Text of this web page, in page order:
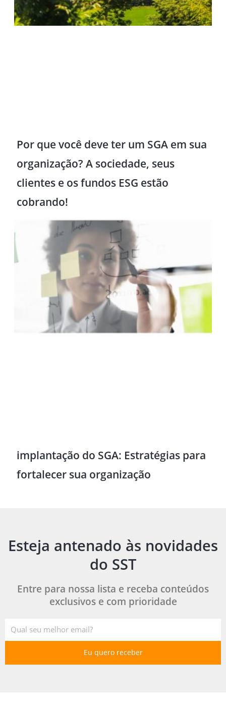
Por que você deve ter um SGA em sua
organização? A sociedade, seus
clientes e os fundos ESG estão
cobrando!
implantação do SGA: Estratégias para
fortalecer sua organização
Esteja antenado às novidades
do SST
Entre para nossa lista e receba conteúdos
exclusivos e com prioridade
Eu quero receber